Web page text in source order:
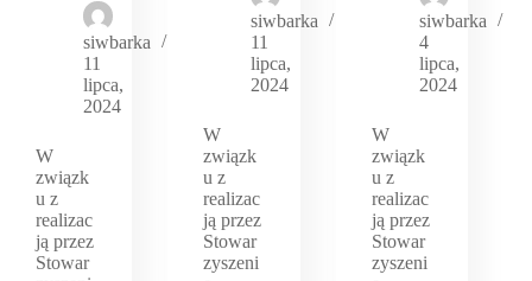
siwbarka
11
lipca,
2024
W
związk
u z
realizac
ją przez
Stowar
siwbarka
11
lipca,
2024
W
związk
u z
realizac
ją przez
Stowar
zyszeni
siwbarka
4
lipca,
2024
W
związk
u z
realizac
ją przez
Stowar
zyszeni